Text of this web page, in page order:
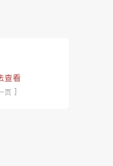
查看
页 ]